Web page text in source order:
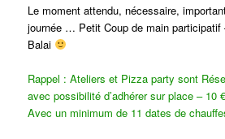
Le moment attendu, nécessaire,
journée … Petit Coup de main participatif
Balai
Rappel : Ateliers et Pizza party sont
avec possibilité d’adhérer sur place – 10
Avec un minimum de 11 dates de